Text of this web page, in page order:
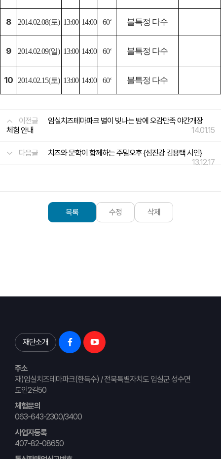
8 2014.02.08(토) 13:00 14:00 60‘ 불특정 다수
9 2014.02.09(일) 13:00 14:00 60‘ 불특정 다수
10 2014.02.15(토) 13:00 14:00 60‘ 불특정 다수
이전글
임실치즈테마파크 별이 빛나는 밤에 오감만족 야간개장
체험 안내
14.01.15
다음글
치즈와 문학이 함께하는 주말오후 {섬진강 김용택 시인}
13.12.17
목록 수정 삭제
재단소개
주소
재)임실치즈테마파크(한득수) / 전북특별자치도 임실군 성수면
도인2길50
체험문의
063-643-2300/3400
사업자등록
407-82-08650